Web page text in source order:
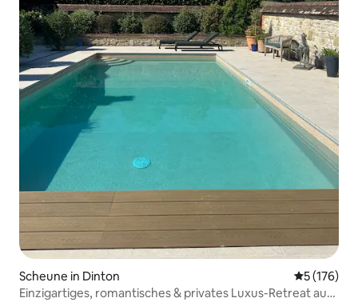
Scheune in Dinton
5 (176)
Einzigartiges, romantisches & privates Luxus-Retreat auf